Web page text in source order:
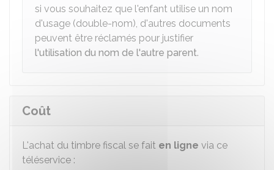
si vous souhaitez que l'enfant utilise un nom
d'usage (double-nom), d'autres documents
peuvent être réclamés pour justifier
l'utilisation du nom de l'autre parent.
Coût
L'achat du timbre fiscal se fait en ligne via ce
téléservice :